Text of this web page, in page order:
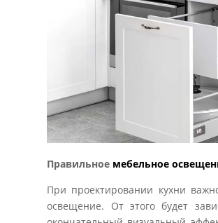
Правильное мебельное
При проектировании кухни
освещение. От этого будет